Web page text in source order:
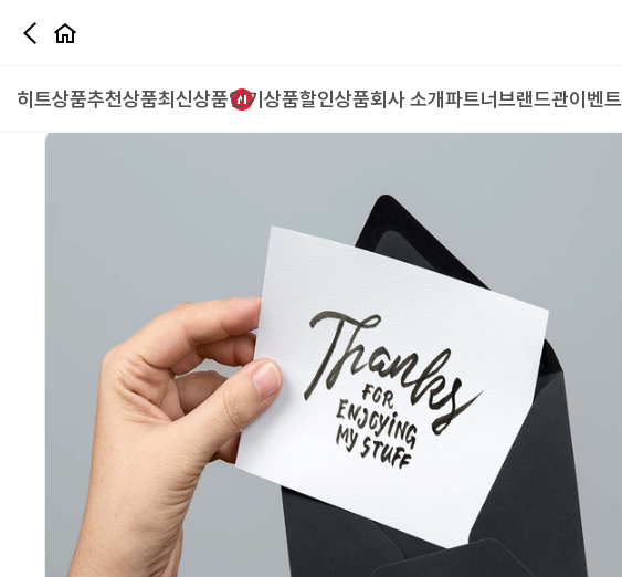
히트상품추천상품최신상품인기상품할인상품회사 소개파트너브랜드관이벤트